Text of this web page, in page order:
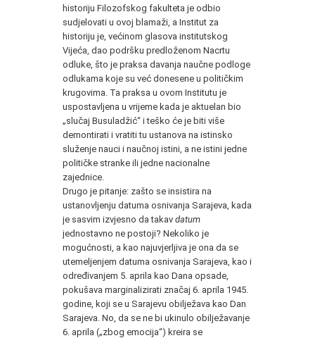
historiju Filozofskog fakulteta je odbio
sudjelovati u ovoj blamaži, a Institut za
historiju je, većinom glasova institutskog
Vijeća, dao podršku predloženom Nacrtu
odluke, što je praksa davanja naučne podloge
odlukama koje su već donesene u političkim
krugovima. Ta praksa u ovom Institutu je
uspostavljena u vrijeme kada je aktuelan bio
„slučaj Busuladžić“ i teško će je biti više
demontirati i vratiti tu ustanova na istinsko
služenje nauci i naučnoj istini, a ne istini jedne
političke stranke ili jedne nacionalne
zajednice.
Drugo je pitanje: zašto se insistira na
ustanovljenju datuma osnivanja Sarajeva, kada
je sasvim izvjesno da takav datum
jednostavno ne postoji? Nekoliko je
mogućnosti, a kao najuvjerljiva je ona da se
utemeljenjem datuma osnivanja Sarajeva, kao i
određivanjem 5. aprila kao Dana opsade,
pokušava marginalizirati značaj 6. aprila 1945.
godine, koji se u Sarajevu obilježava kao Dan
Sarajeva. No, da se ne bi ukinulo obilježavanje
6. aprila („zbog emocija“) kreira se